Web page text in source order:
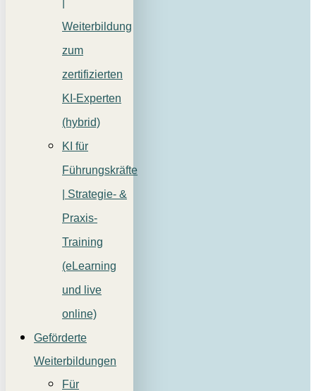
Weiterbildung
zum
zertifizierten
KI-Experten
(hybrid)
KI für
Führungskräfte
| Strategie- &
Praxis-
Training
(eLearning
und live
online)
Geförderte
Weiterbildungen
Für